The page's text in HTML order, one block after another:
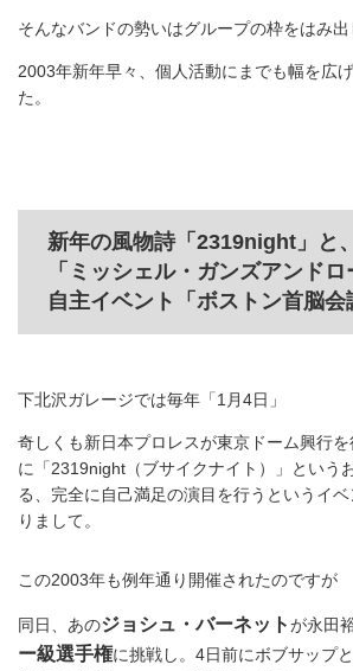
そんなバンドの勢いはグループの枠をはみ出
2003年新年早々、個人活動にまでも幅を広
た。
新年の風物詩「2319night」と
「ミッシェル・ガンズアンドロ
自主イベント「ボストン首脳会
下北沢ガレージでは毎年「1月4日」
奇しくも新日本プロレスが東京ドーム興行
に「2319night（ブサイクナイト）」という
る、完全に自己満足の演目を行うというイ
りまして。
この2003年も例年通り開催されたのですが
同日、あのジョシュ・バーネットが永田
ー級選手権に挑戦し。4日前にボブサップ